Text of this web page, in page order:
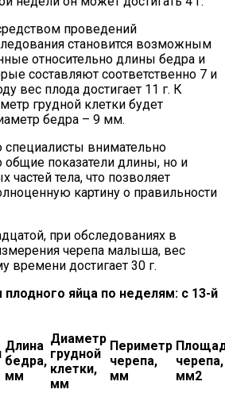
проведений
становится возможным
относительно длины бедра и
составляют соответственно 7 и
вес плода достигает 11 г. К
грудной клетки будет
бедра – 9 мм.
внимательно
общие показатели длины, но и
частей тела, что позволяет
картину о правильности
при обследованиях в
черепа малыша, вес
времени достигает 30 г.
яйца по неделям: с 13-й
Длина
бедра,
мм
Диаметр
грудной
клетки,
мм
Периметр
черепа,
мм
черепа,
мм2